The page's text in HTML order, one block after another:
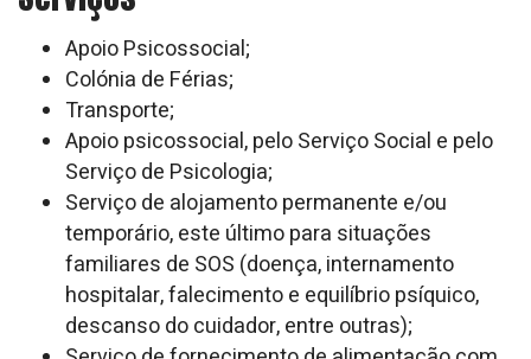
Apoio Psicossocial;
Colónia de Férias;
Transporte;
Apoio psicossocial, pelo Serviço Social e pelo
Serviço de Psicologia;
Serviço de alojamento permanente e/ou
temporário, este último para situações
familiares de SOS (doença, internamento
hospitalar, falecimento e equilíbrio psíquico,
descanso do cuidador, entre outras);